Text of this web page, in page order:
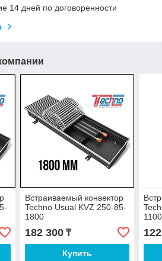
14 дней по договоренности
Встраиваемый конвектор
Techno Usual KVZ 250-85-
1800
182 300₸
Купить
1100